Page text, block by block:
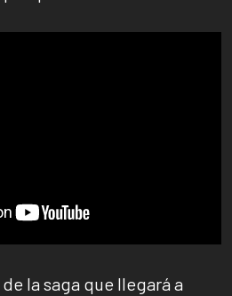
la saga que llegará a